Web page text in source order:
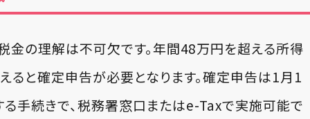
金の理解は不可欠です。年間48万円を超える所得
ると確定申告が必要となります。確定申告は1月1
手続きで、税務署窓口またはe-Taxで実施可能で